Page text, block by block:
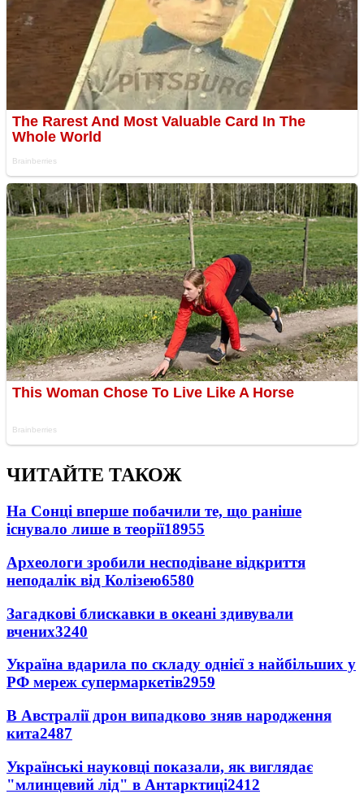
ЧИТАЙТЕ ТАКОЖ
На Сонці вперше побачили те, що раніше
існувало лише в теорії18955
Археологи зробили несподіване відкриття
неподалік від Колізею6580
Загадкові блискавки в океані здивували
вчених3240
Україна вдарила по складу однієї з найбільших у
РФ мереж супермаркетів2959
В Австралії дрон випадково зняв народження
кита2487
Українські науковці показали, як виглядає
"млинцевий лід" в Антарктиці2412